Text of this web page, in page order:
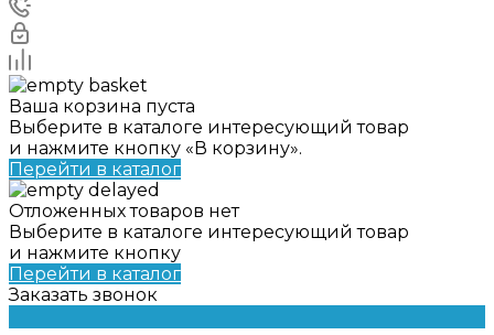
Ваша корзина пуста
Выберите в каталоге интересующий товар
и нажмите кнопку «В корзину».
Перейти в каталог
Отложенных товаров нет
Выберите в каталоге интересующий товар
и нажмите кнопку
Перейти в каталог
Заказать звонок